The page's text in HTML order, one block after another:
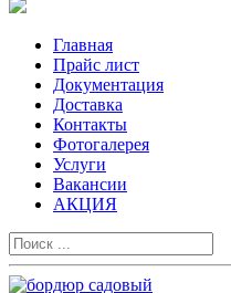
Главная
Прайс лист
Документация
Доставка
Контакты
Фотогалерея
Услуги
Вакансии
АКЦИЯ